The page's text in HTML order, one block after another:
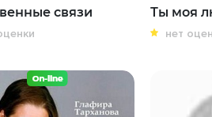
связи Ты моя
нет